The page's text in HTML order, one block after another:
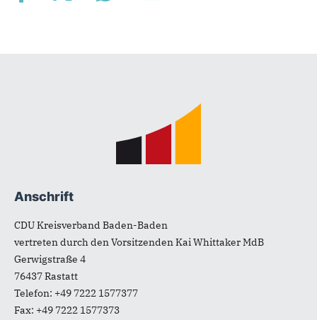
Anschrift
CDU Kreisverband Baden-Baden
vertreten durch den Vorsitzenden Kai Whittaker MdB
Gerwigstraße 4
76437Rastatt
Telefon: +49 7222 1577377
Fax: +49 7222 1577373